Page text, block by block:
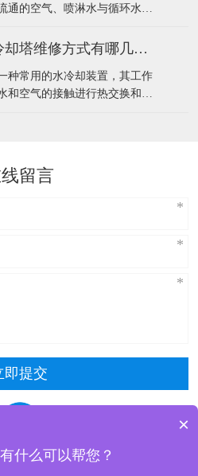
个方面来提高：1、采用高效的
通的空气、喷淋水与循环水的
受污染，很好的保护了主设备
水系统，起到节水效果。​封闭
水系统主要有以下作用：增强
浅谈玻璃钢冷却塔维修方式有哪几种？
种常用的水冷却装置，其工作
和空气的接触进行热交换和质
的核心部件，需要进行定期的
步骤包括关闭电源，停止使
留言
即提交
备有限公司 版权所有
×
什么可以帮您？